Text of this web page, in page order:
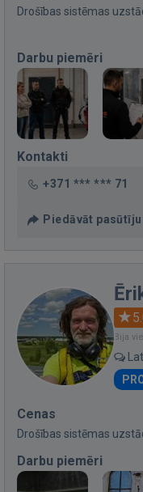
Drošības sistēmas
Darbu piemēri
Kontakti
+371 *** *** 71
Piedāvāt
Bija
Cenas
Drošības sistēmas
Darbu piemēri